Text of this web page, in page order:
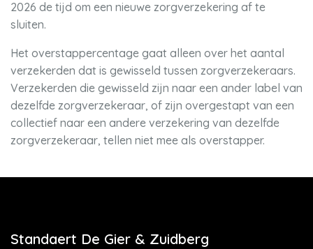
2026 de tijd om een nieuwe zorgverzekering af te
sluiten.
Het overstappercentage gaat alleen over het aantal
verzekerden dat is gewisseld tussen zorgverzekeraars.
Verzekerden die gewisseld zijn naar een ander label van
dezelfde zorgverzekeraar, of zijn overgestapt van een
collectief naar een andere verzekering van dezelfde
zorgverzekeraar, tellen niet mee als overstapper.
Standaert De Gier & Zuidberg